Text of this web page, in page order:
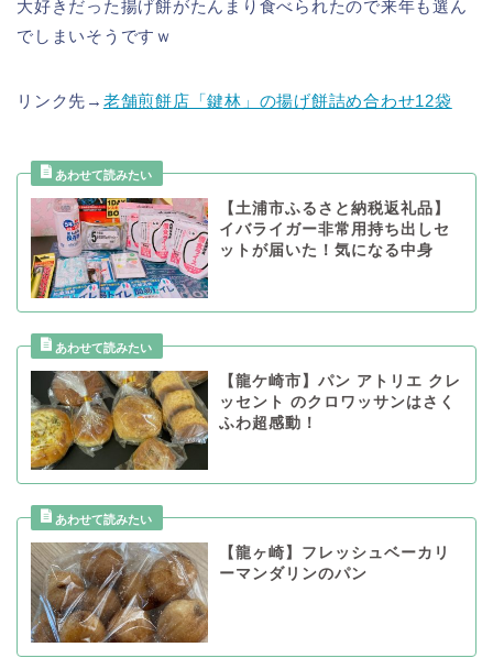
大好きだった揚げ餅がたんまり食べられたので来年も選ん
でしまいそうですｗ
リンク先→ 老舗煎餅店「鍵林」の揚げ餅詰め合わせ12袋
【土浦市ふるさと納税返礼品】
イバライガー非常用持ち出しセ
ットが届いた！気になる中身
【龍ケ崎市】パン アトリエ クレ
ッセント のクロワッサンはさく
ふわ超感動！
【龍ヶ崎】フレッシュベーカリ
ーマンダリンのパン